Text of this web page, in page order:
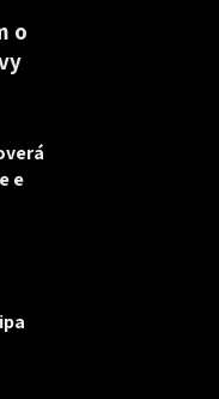
o
e